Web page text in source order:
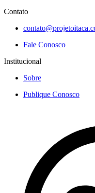
Contato
Fale Conosco
Institucional
Sobre
Publique Conosco